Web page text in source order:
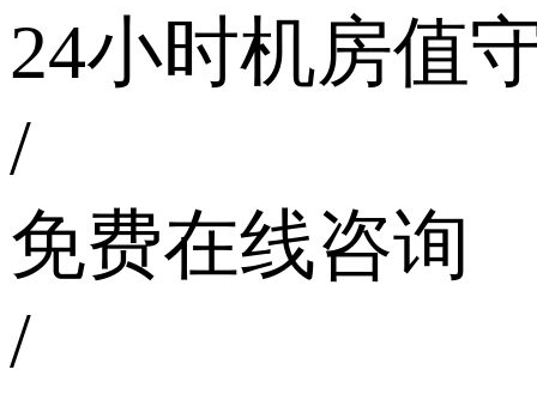
24小时机房值
/
免费在线咨询
/